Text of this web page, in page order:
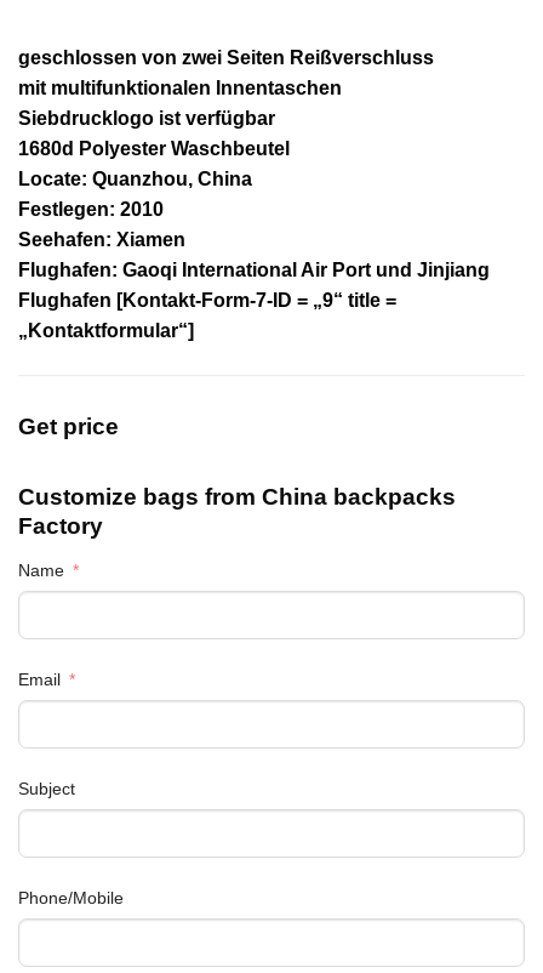
geschlossen von zwei Seiten Reißverschluss
mit multifunktionalen Innentaschen
Siebdrucklogo ist verfügbar
1680d Polyester Waschbeutel
Locate: Quanzhou, China
Festlegen: 2010
Seehafen: Xiamen
Flughafen: Gaoqi International Air Port und Jinjiang
Flughafen [Kontakt-Form-7-ID = „9“ title =
„Kontaktformular“]
Get price
Customize bags from China backpacks
Factory
Name
Email
Subject
Phone/Mobile